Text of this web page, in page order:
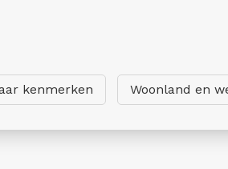
kenmerken Woonland en